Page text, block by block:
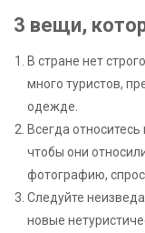
3 вещи,
В стране нет
много туристов,
одежде.
Всегда
чтобы они
фотографию,
Следуйте
новые